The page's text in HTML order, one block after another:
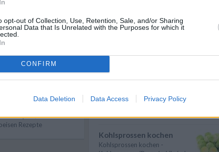
opt-out of Collection, Use, Retention, Sale, and/or Sharing
Data that Is Unrelated with the Purposes for which it
CONFIRM
Data Deletion Data Access Privacy Policy
/Dessert Rezepte/
/
Rezepte/
Rezepte
Thema: Wie ... » mehr
sind sehr lecker und beinhalten
Gemüse kochen - Gemüse ist
Kohlsprossen kochen
Kohlsprossen kochen -